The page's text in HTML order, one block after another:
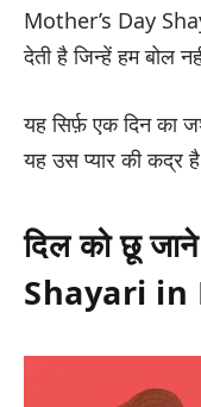
Mother’s Day
देती है जिन्हें हम बोल
यह सिर्फ़ एक दिन का
यह उस प्यार की कद्र है
दिल को छू
Shayari in